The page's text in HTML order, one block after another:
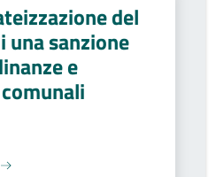
del
una sanzione
e